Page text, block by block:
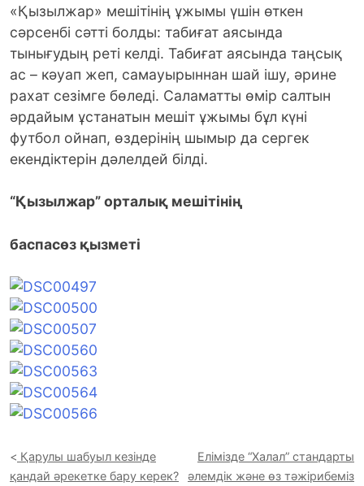
«Қызылжар» мешітінің ұжымы үшін өткен
сәрсенбі сәтті болды: табиғат аясында
тынығудың реті келді. Табиғат аясында таңсық
ас – кәуап жеп, самауырыннан шай ішу, әрине
рахат сезімге бөледі. Саламатты өмір салтын
әрдайым ұстанатын мешіт ұжымы бұл күні
футбол ойнап, өздерінің шымыр да сергек
екендіктерін дәлелдей білді.
“Қызылжар” орталық мешітінің
баспасөз қызметі
Қарулы шабуыл кезінде
қандай әрекетке бару керек?
Елімізде “Халал” стандарты
әлемдік және өз тәжірибеміз